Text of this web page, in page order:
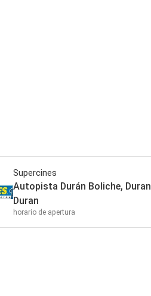
Supercines
Autopista Durán Boliche, Duran
Duran
horario de apertura